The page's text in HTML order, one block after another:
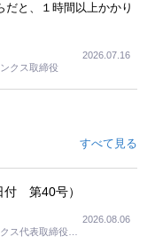
と、１時間以上かかり
の施設を選択したので
シニアの住まい選び
便も考えない外池ない
クス取締役
2026.07.16
すべて見る
付 第40号）
ス代表取締役社
2026.08.06